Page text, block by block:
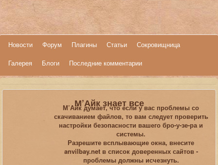
Новости Форум Плагины Статьи
Сокровищница
Галерея
Блоги Последние комментарии
Обзоры, рецензии, размышления, юмор
Skyrim
Улучшенная боевая система в Skyrim
М’Айк знает все
М’Айк думает, что если у вас проблемы со
скачиванием файлов, то вам следует проверить
настройки безопасности вашего бро-у-зе-ра и
системы.
Разрешите всплывающие окна, внесите
anvilbay.net в список доверенных сайтов -
проблемы должны исчезнуть.